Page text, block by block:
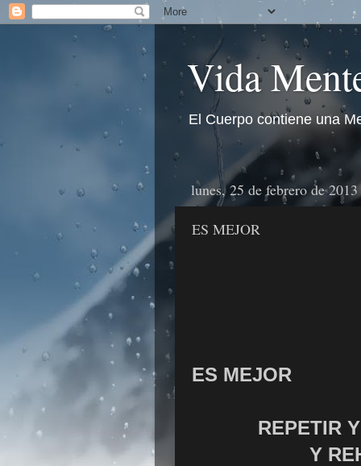
Vida
El Cuerpo contiene una
lunes, 25 de febrero de 2013
ES MEJOR
ES MEJOR
REPETIR
Y